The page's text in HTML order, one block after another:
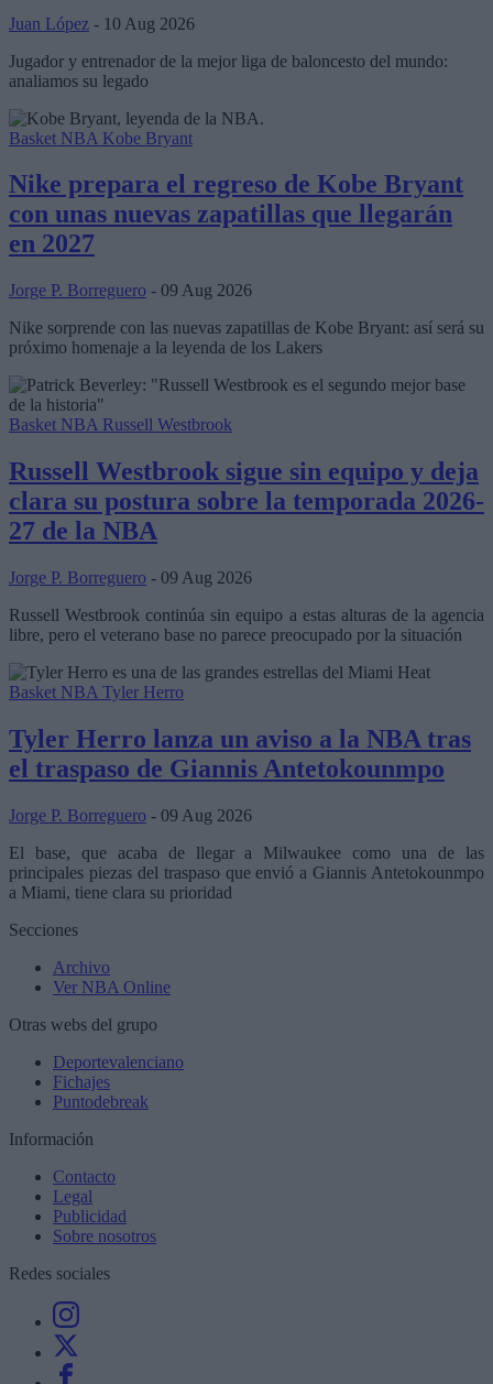
Juan López - 10 Aug 2026
Jugador y entrenador de la mejor liga de baloncesto del mundo:
analiamos su legado
Basket NBA Kobe Bryant
Nike prepara el regreso de Kobe Bryant
con unas nuevas zapatillas que llegarán
en 2027
Jorge P. Borreguero - 09 Aug 2026
Nike sorprende con las nuevas zapatillas de Kobe Bryant: así será su
próximo homenaje a la leyenda de los Lakers
Basket NBA Russell Westbrook
Russell Westbrook sigue sin equipo y deja
clara su postura sobre la temporada 2026-
27 de la NBA
Jorge P. Borreguero - 09 Aug 2026
Russell Westbrook continúa sin equipo a estas alturas de la agencia
libre, pero el veterano base no parece preocupado por la situación
Basket NBA Tyler Herro
Tyler Herro lanza un aviso a la NBA tras
el traspaso de Giannis Antetokounmpo
Jorge P. Borreguero - 09 Aug 2026
El base, que acaba de llegar a Milwaukee como una de las
principales piezas del traspaso que envió a Giannis Antetokounmpo
a Miami, tiene clara su prioridad
Secciones
Archivo
Ver NBA Online
Otras webs del grupo
Deportevalenciano
Fichajes
Puntodebreak
Información
Contacto
Legal
Publicidad
Sobre nosotros
Redes sociales